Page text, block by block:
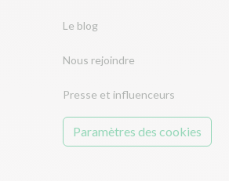
Le blog
Nous rejoindre
Presse et influenceurs
Paramètres des cookies